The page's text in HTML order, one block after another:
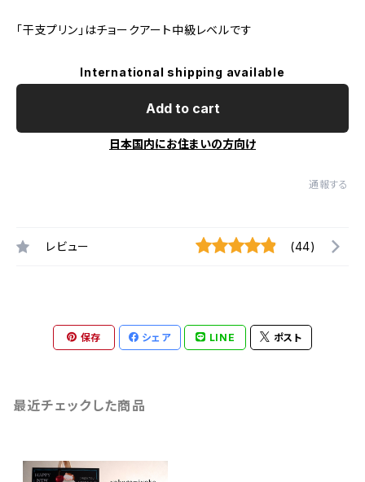
「干支プリン」はチョークアート中級レベルです
International shipping available
Add to cart
日本国内にお住まいの方向け
通報する
レビュー (44)
保存 シェア LINE ポスト
最近チェックした商品